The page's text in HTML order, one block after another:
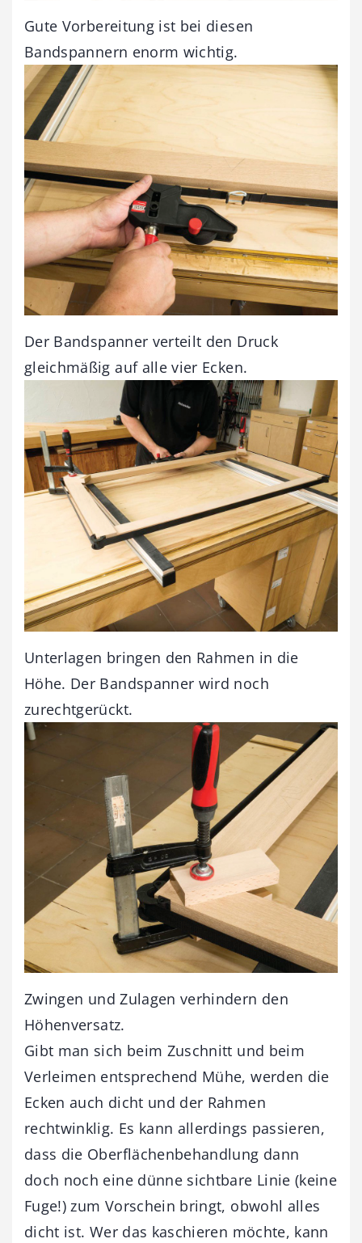
Gute Vorbereitung ist bei diesen
Bandspannern enorm wichtig.
Der Bandspanner verteilt den Druck
gleichmäßig auf alle vier Ecken.
Unterlagen bringen den Rahmen in die
Höhe. Der Bandspanner wird noch
zurechtgerückt.
Zwingen und Zulagen verhindern den
Höhenversatz.
Gibt man sich beim Zuschnitt und beim
Verleimen entsprechend Mühe, werden die
Ecken auch dicht und der Rahmen
rechtwinklig. Es kann allerdings passieren,
dass die Oberflächenbehandlung dann
doch noch eine dünne sichtbare Linie (keine
Fuge!) zum Vorschein bringt, obwohl alles
dicht ist. Wer das kaschieren möchte, kann